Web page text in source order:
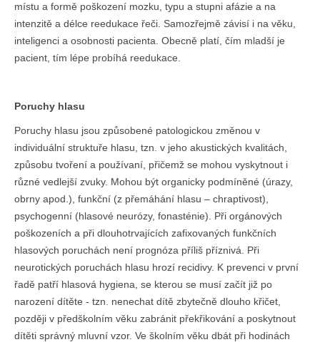
místu a formě poškození mozku, typu a stupni afázie a na
intenzitě a délce reedukace řeči. Samozřejmě závisí i na věku,
inteligenci a osobnosti pacienta. Obecně platí, čím mladší je
pacient, tím lépe probíhá reedukace.
Poruchy hlasu
Poruchy hlasu jsou způsobené patologickou změnou v
individuální struktuře hlasu, tzn. v jeho akustických kvalitách,
způsobu tvoření a používaní, přičemž se mohou vyskytnout i
různé vedlejší zvuky. Mohou být organicky podmíněné (úrazy,
obrny apod.), funkční (z přemáhání hlasu – chraptivost),
psychogenní (hlasové neurózy, fonasténie). Při orgánových
poškozeních a při dlouhotrvajících zafixovaných funkčních
hlasových poruchách není prognóza příliš příznivá. Při
neurotických poruchách hlasu hrozí recidivy. K prevenci v první
řadě patří hlasová hygiena, se kterou se musí začít již po
narození dítěte - tzn. nenechat dítě zbytečně dlouho křičet,
později v předškolním věku zabránit překřikování a poskytnout
dítěti správný mluvní vzor. Ve školním věku dbát při hodinách